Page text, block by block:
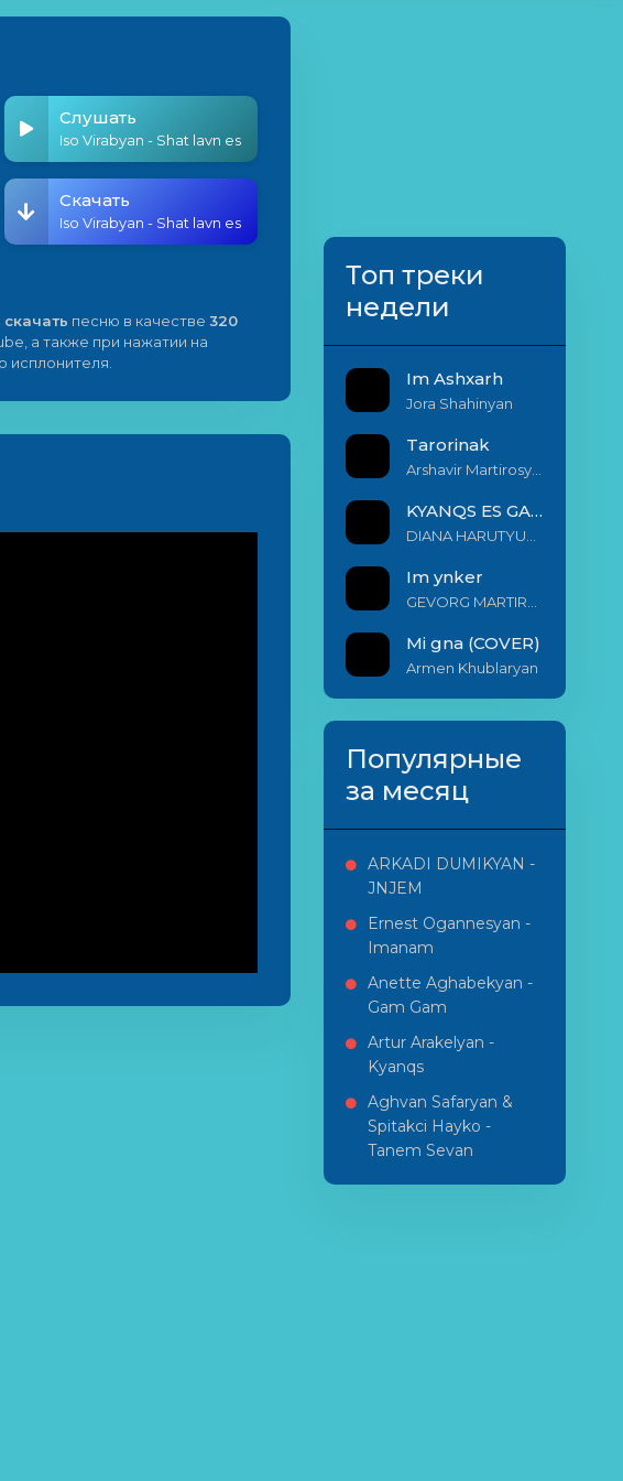
Слушать
Iso Virabyan - Shat lavn es
Скачать
Iso Virabyan - Shat lavn es
скачать песню в качестве 320
а также при нажатии на
исплонителя.
Топ треки
недели
Im Ashxarh
Jora Shahinyan
Tarorinak
KYANQS ES GALIS EM
Im ynker
Mi gna (COVER)
Armen Khublaryan
Популярные
за месяц
ARKADI DUMIKYAN -
JNJEM
Ernest Ogannesyan -
Imanam
Anette Aghabekyan -
Gam Gam
Artur Arakelyan -
Kyanqs
Aghvan Safaryan &
Spitakci Hayko -
Tanem Sevan